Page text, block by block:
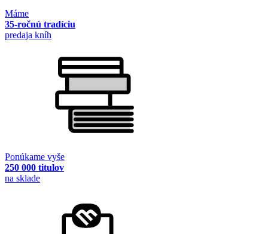
Máme
35-ročnú tradíciu
predaja kníh
Ponúkame vyše
250 000 titulov
na sklade